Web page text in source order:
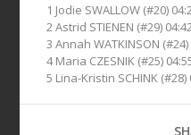
1 Jodie SWALLOW (#20)
2 Astrid STIENEN (#29)
3 Annah WATKINSON
4 Maria CZESNIK (#25)
5 Lina-Kristin SCHINK (#28)